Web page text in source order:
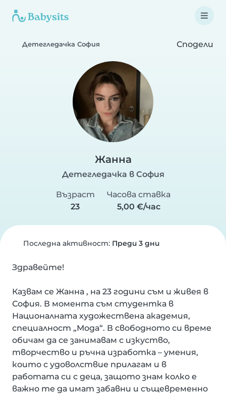
Детегледачка София Сподели
Жанна
Детегледачка в София
Възраст
23
Часова ставка
5,00 €/час
Последна активност: Преди 3 дни
Здравейте!
Казвам се Жанна , на 23 години съм и живея в
София. В момента съм студентка в
Националната художествена академия,
специалност „Мода“. В свободното си време
обичам да се занимавам с изкуство,
творчество и ръчна изработка – умения,
които с удоволствие прилагам и в
работата си с деца, защото знам колко е
важно те да имат забавни и същевременно